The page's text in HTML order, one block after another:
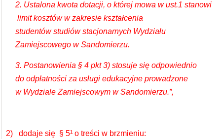
2. Ustalona kwota dotacji, o której mowa w ust.1 stanowi
limit kosztów w zakresie kształcenia
studentów studiów stacjonarnych Wydziału
Zamiejscowego w Sandomierzu.
3. Postanowienia § 4 pkt 3) stosuje się odpowiednio
do odpłatności za usługi edukacyjne prowadzone
w Wydziale Zamiejscowym w Sandomierzu.”,
2) dodaje się § 5¹ o treści w brzmieniu: